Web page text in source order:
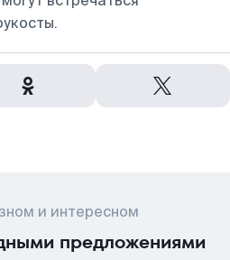
и интересном
предложениями